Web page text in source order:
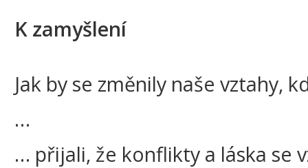
K zamyšlení
Jak by se změnily naše vztahy,
…
… přijali, že konflikty a láska se